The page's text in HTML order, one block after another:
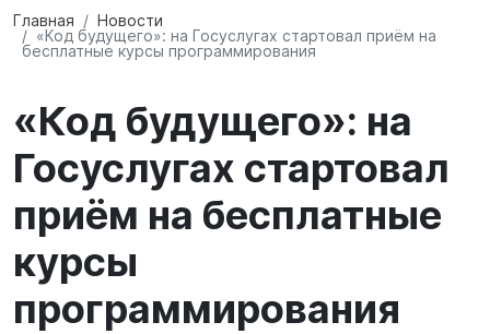
Главная
Новости
«Код будущего»: на Госуслугах стартовал приём на
бесплатные курсы программирования
«Код будущего»: на
Госуслугах стартовал
приём на бесплатные
курсы
программирования